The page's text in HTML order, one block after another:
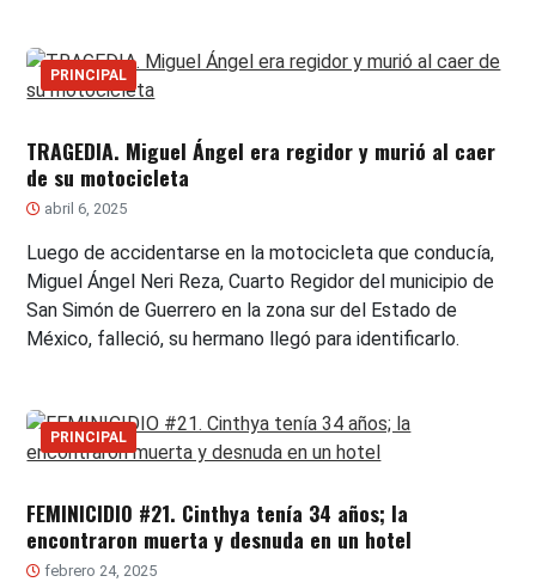
PRINCIPAL
TRAGEDIA. Miguel Ángel era regidor y murió al caer
de su motocicleta
abril 6, 2025
Luego de accidentarse en la motocicleta que conducía,
Miguel Ángel Neri Reza, Cuarto Regidor del municipio de
San Simón de Guerrero en la zona sur del Estado de
México, falleció, su hermano llegó para identificarlo.
PRINCIPAL
FEMINICIDIO #21. Cinthya tenía 34 años; la
encontraron muerta y desnuda en un hotel
febrero 24, 2025